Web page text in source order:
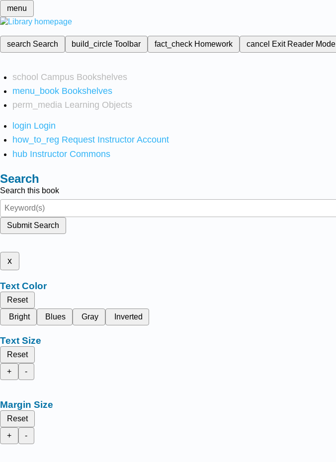
menu
search Search build_circleToolbar fact_check Homework cancel Exit Reader Mode
school Campus Bookshelves
menu_book Bookshelves
perm_media Learning Objects
login Login
how_to_reg Request Instructor Account
hub Instructor Commons
Search
Search this book
Submit Search
x
Text Color
Reset
Bright
Blues Gray Inverted
Text Size
Reset
+
-
Margin Size
Reset
+
-